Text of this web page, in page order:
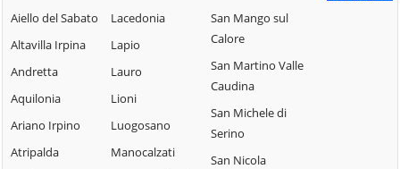
Aiello del Sabato
Altavilla Irpina
Andretta
Aquilonia
Ariano Irpino
Atripalda
Lacedonia
Lapio
Lauro
Lioni
Luogosano
Manocalzati
San Mango sul
Calore
San Martino Valle
Caudina
San Michele di
Serino
San Nicola